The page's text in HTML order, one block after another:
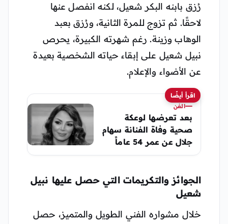
رُزق بابنه البكر شعيل، لكنه انفصل عنها
لاحقًا. ثم تزوج للمرة الثانية، ورُزق بعبد
الوهاب وزينة. رغم شهرته الكبيرة، يحرص
نبيل شعيل على إبقاء حياته الشخصية بعيدة
عن الأضواء والإعلام.
اقرأ أيضًا
الفن
بعد تعرضها لوعكة
صحية وفاة الفنانة سهام
جلال عن عمر 54 عاماً
الجوائز والتكريمات التي حصل عليها نبيل
شعيل
خلال مشواره الفني الطويل والمتميز، حصل